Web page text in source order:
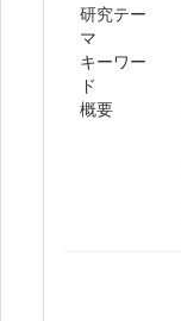
研究テー
マ
キーワー
ド
概要